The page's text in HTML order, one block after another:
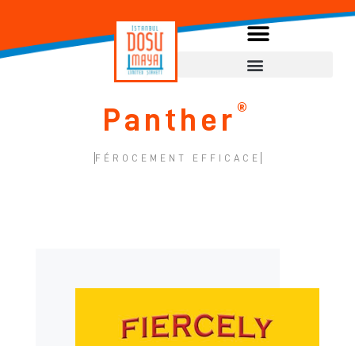
Panther ®
FÉROCEMENT EFFICACE